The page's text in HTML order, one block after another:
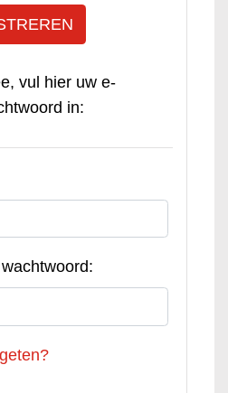
vul hier uw e-
in: